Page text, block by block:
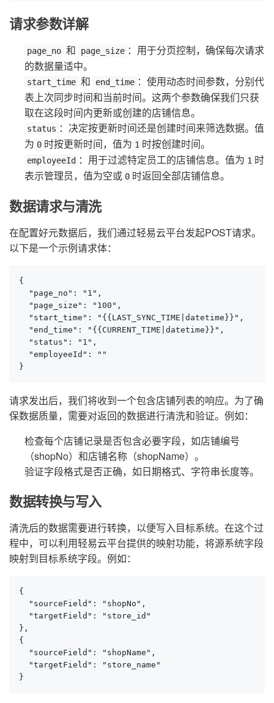
请求参数详解
page_no 和 page_size ：用于分页控制，确保每次请求
的数据量适中。
start_time 和 end_time ：使用动态时间参数，分别代
表上次同步时间和当前时间。这两个参数确保我们只获
取在这段时间内更新或创建的店铺信息。
status ：决定按更新时间还是创建时间来筛选数据。值
为 0 时按更新时间，值为 1 时按创建时间。
employeeId ：用于过滤特定员工的店铺信息。值为 1 时
表示管理员，值为空或 0 时返回全部店铺信息。
数据请求与清洗
在配置好元数据后，我们通过轻易云平台发起POST请求。
以下是一个示例请求体：
{
  "page_no": "1",
  "page_size": "100",
  "start_time": "{{LAST_SYNC_TIME|datetime}}",
  "end_time": "{{CURRENT_TIME|datetime}}",
  "status": "1",
  "employeeId": ""
}
请求发出后，我们将收到一个包含店铺列表的响应。为了确
保数据质量，需要对返回的数据进行清洗和验证。例如：
检查每个店铺记录是否包含必要字段，如店铺编号
（shopNo）和店铺名称（shopName）。
验证字段格式是否正确，如日期格式、字符串长度等。
数据转换与写入
清洗后的数据需要进行转换，以便写入目标系统。在这个过
程中，可以利用轻易云平台提供的映射功能，将源系统字段
映射到目标系统字段。例如：
{
  "sourceField": "shopNo",
  "targetField": "store_id"
},
{
  "sourceField": "shopName",
  "targetField": "store_name"
}